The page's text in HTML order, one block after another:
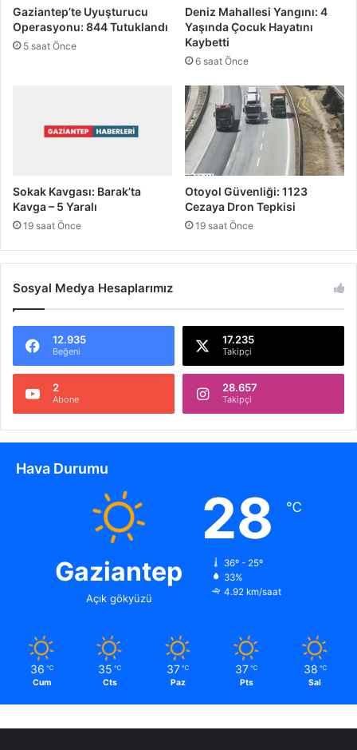
A
c
ı
s
u
ş
r
L
Z
a
!
Gaziantep’te Uyuşturucu
Operasyonu: 844 Tutuklandı
5 saat Önce
Deniz Mahallesi Yangını: 4
Yaşında Çocuk Hayatını
Kaybetti
6 saat Önce
Sokak Kavgası: Barak’ta
Kavga – 5 Yaralı
19 saat Önce
Otoyol Güvenliği: 1123
Cezaya Dron Tepkisi
19 saat Önce
Sosyal Medya Hesaplarımız
12.935
Beğeni
17.235
Takipçi
2
Abone
28.657
Takipçi
Hava Durumu
Gaziantep
Açık gökyüzü
28 ℃
36º - 25º
33%
4.92 km/saat
36 ℃
Cum
35 ℃
Cts
37 ℃
Paz
37 ℃
Pts
38 ℃
Sal